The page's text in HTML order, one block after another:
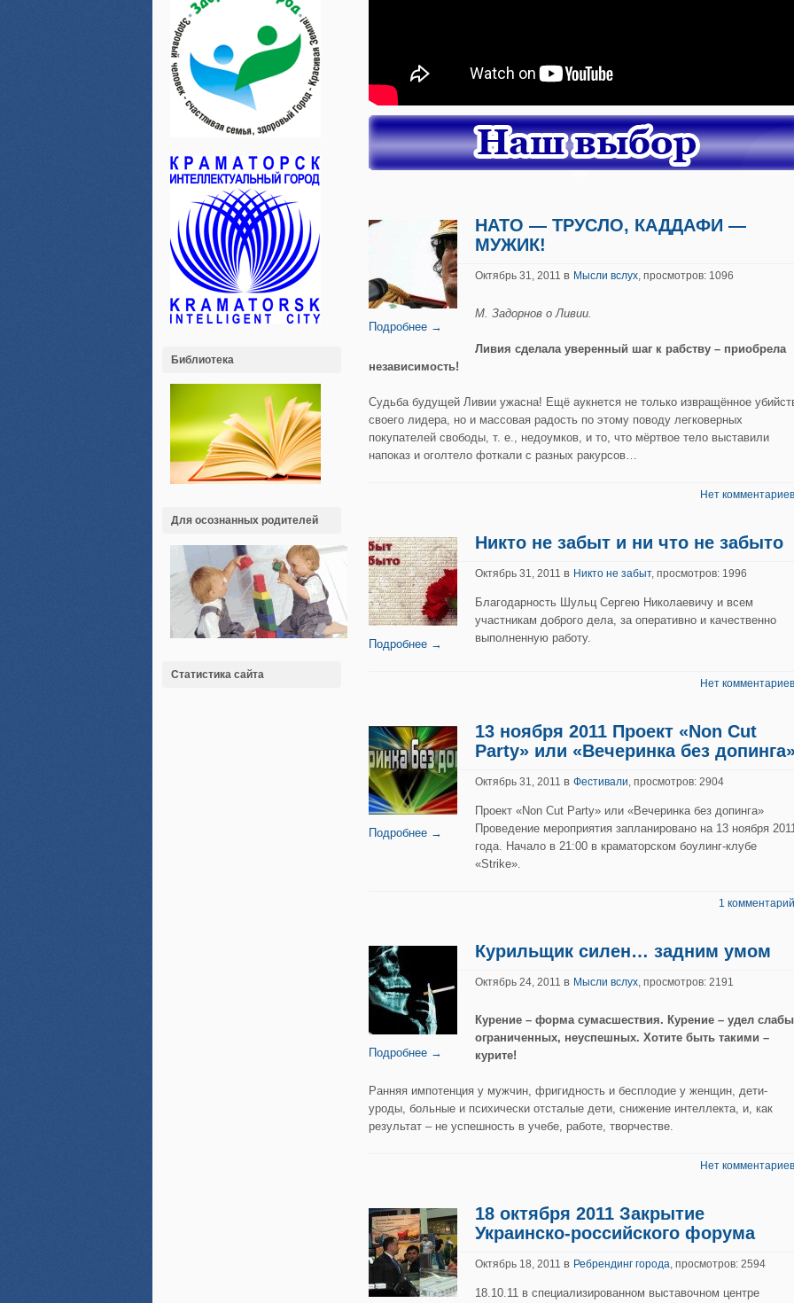
Библиотека
Для осознанных родителей
Статистика сайта
Подробнее →
НАТО — ТРУСЛО, КАДДАФИ —
МУЖИК!
Октябрь 31, 2011 в Мысли вслух, просмотров: 1096
М. Задорнов о Ливии.
Ливия сделала уверенный шаг к рабству – приобрела
независимость!
Судьба будущей Ливии ужасна! Ещё аукнется не только извращённое
своего лидера, но и массовая радость по этому поводу легковерных
покупателей свободы, т. е., недоумков, и то, что мёртвое тело выставили
напоказ и оголтело фоткали с разных ракурсов…
Нет
Подробнее →
Никто не забыт и ни что не забыто
Октябрь 31, 2011 в Никто не забыт, просмотров: 1996
Благодарность Шульц Сергею Николаевичу и всем
участникам доброго дела, за оперативно и качественно
выполненную работу.
Нет
Подробнее →
13 ноября 2011 Проект «Non Cut
Party» или «Вечеринка без
Октябрь 31, 2011 в Фестивали, просмотров: 2904
Проект «Non Cut Party» или «Вечеринка без допинга»
Проведение мероприятия запланировано на 13 ноября
года. Начало в 21:00 в краматорском боулинг-клубе
«Strike».
1
Подробнее →
Курильщик силен… задним умом
Октябрь 24, 2011 в Мысли вслух, просмотров: 2191
Курение – форма сумасшествия. Курение – удел
ограниченных, неуспешных. Хотите быть такими –
курите!
Ранняя импотенция у мужчин, фригидность и бесплодие у женщин, дети-
уроды, больные и психически отсталые дети, снижение интеллекта, и, как
результат – не успешность в учебе, работе, творчестве.
Нет
18 октября 2011 Закрытие
Украинско-российского форума
Октябрь 18, 2011 в Ребрендинг города, просмотров: 2594
18.10.11 в специализированном выставочном центре